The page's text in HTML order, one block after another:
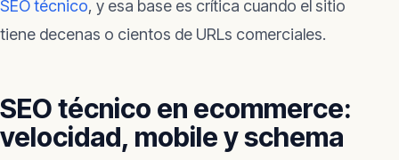
SEO técnico, y esa base es crítica cuando el sitio
tiene decenas o cientos de URLs comerciales.
SEO técnico en ecommerce:
velocidad, mobile y schema